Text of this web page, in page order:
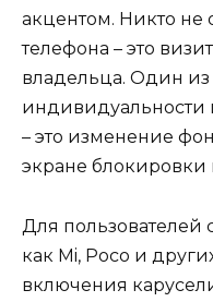
акцентом. Никто не
телефона – это
владельца. Один из
индивидуальности
– это изменение
экране блокировки
Для пользователей
как Mi, Poco и
включения